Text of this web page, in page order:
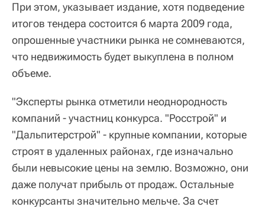
При этом, указывает издание, хотя подведение
итогов тендера состоится 6 марта 2009 года,
опрошенные участники рынка не сомневаются,
что недвижимость будет выкуплена в полном
объеме.
"Эксперты рынка отметили неоднородность
компаний - участниц конкурса. "Росстрой" и
"Дальпитерстрой" - крупные компании, которые
строят в удаленных районах, где изначально
были невысокие цены на землю. Возможно, они
даже получат прибыль от продаж. Остальные
конкурсанты значительно мельче. За счет